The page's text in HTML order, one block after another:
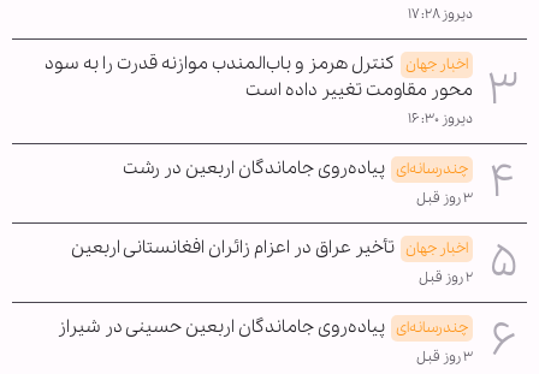
دیروز ۱۷:۲۸
اخبار جهان کنترل هرمز و باب‌المندب موازنه قدرت را به سود
محور مقاومت تغییر داده است
دیروز ۱۶:۳۰
چندرسانه‌ای پیاده‌روی جاماندگان اربعین در رشت
۳ روز قبل
اخبار جهان تأخیر عراق در اعزام زائران افغانستانی اربعین
۲ روز قبل
چندرسانه‌ای پیاده‌روی جاماندگان اربعین حسینی در شیراز
۳ روز قبل